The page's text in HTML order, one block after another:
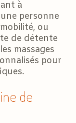
à
personne
ou
de détente
massages
pour
de